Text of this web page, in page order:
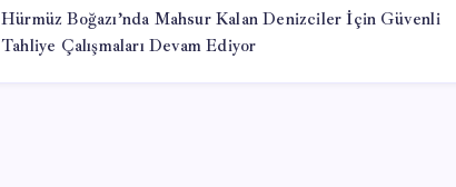
Hürmüz Boğazı’nda Mahsur Kalan Denizciler İçin Güvenli
Tahliye Çalışmaları Devam Ediyor